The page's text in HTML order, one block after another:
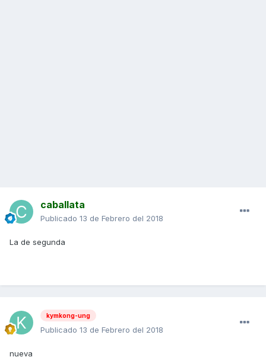
caballata
Publicado 13 de Febrero del 2018
La de segunda
kymkong-ung
Publicado 13 de Febrero del 2018
nueva